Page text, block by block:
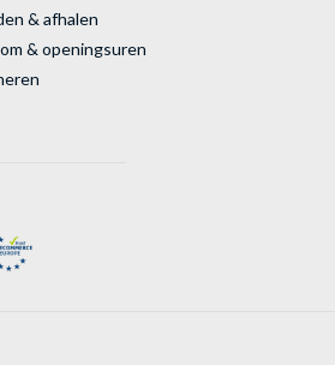
& afhalen
& openingsuren